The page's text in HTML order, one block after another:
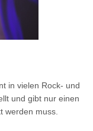
in vielen Rock- und
und gibt nur einen
werden muss.